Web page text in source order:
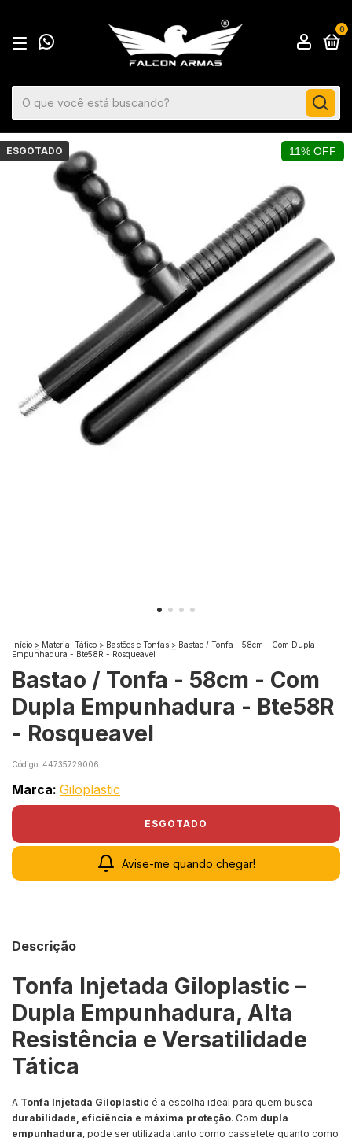
0
ESGOTADO 11% OFF
Início > Material Tático > Bastões e Tonfas > Bastao / Tonfa - 58cm - Com Dupla
Empunhadura - Bte58R - Rosqueavel
Bastao / Tonfa - 58cm - Com
Dupla Empunhadura - Bte58R
- Rosqueavel
Código: 44735729006
Marca: Giloplastic
Avise-me quando chegar!
Descrição
Tonfa Injetada Giloplastic –
Dupla Empunhadura, Alta
Resistência e Versatilidade
Tática
A Tonfa Injetada Giloplastic é a escolha ideal para quem busca
durabilidade, eficiência e máxima proteção. Com dupla
empunhadura, pode ser utilizada tanto como cassetete quanto como